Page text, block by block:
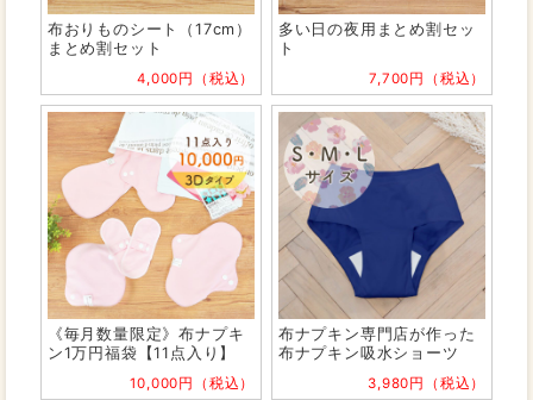
布おりものシート（17cm）
まとめ割セット
4,000円（税込）
多い日の夜用まとめ割セッ
ト
7,700円（税込）
《毎月数量限定》布ナプキ
ン1万円福袋【11点入り】
10,000円（税込）
布ナプキン専門店が作った
布ナプキン吸水ショーツ
3,980円（税込）